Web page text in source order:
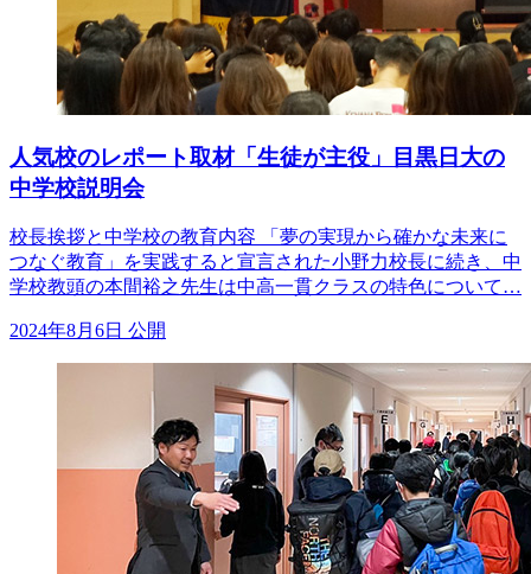
人気校のレポート取材「生徒が主役」目黒日大の
中学校説明会
校長挨拶と中学校の教育内容 「夢の実現から確かな未来に
つなぐ教育」を実践すると宣言された小野力校長に続き、中
学校教頭の本間裕之先生は中高一貫クラスの特色について…
2024年8月6日 公開